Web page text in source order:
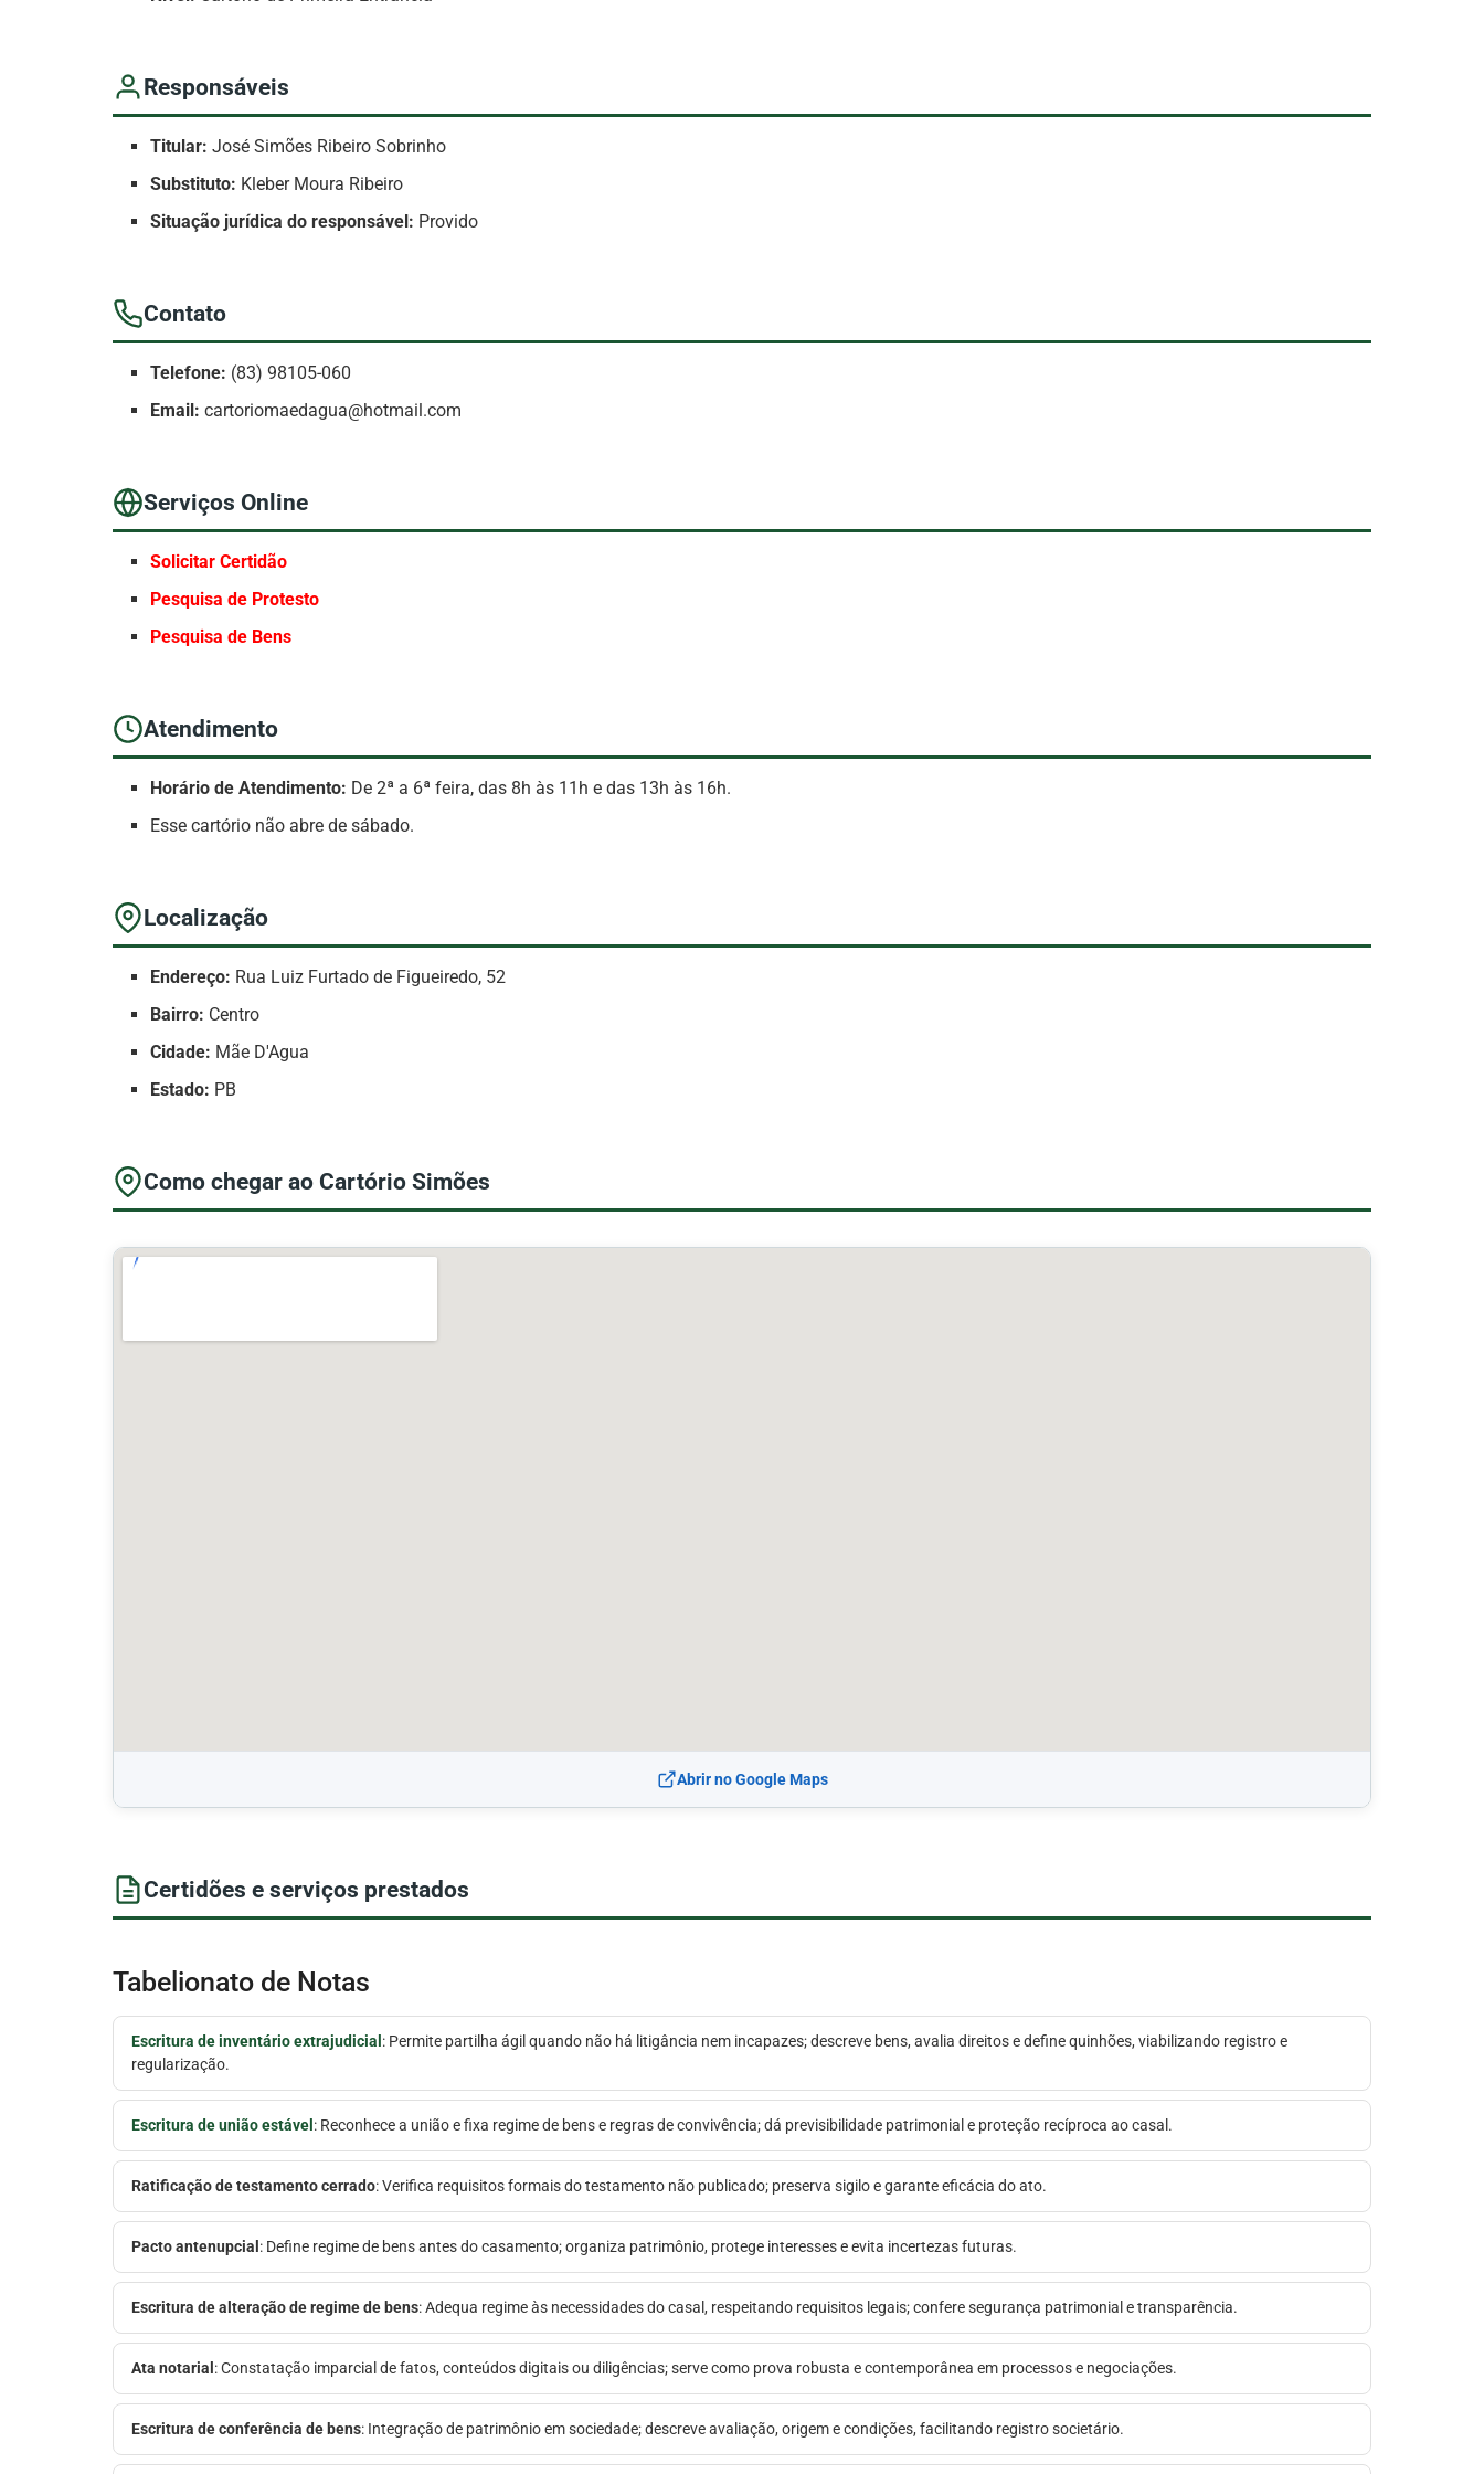
Responsáveis
Titular: José Simões Ribeiro Sobrinho
Substituto: Kleber Moura Ribeiro
Situação jurídica do responsável: Provido
Contato
Telefone: (83) 98105-060
Email: cartoriomaedagua@hotmail.com
Serviços Online
Solicitar Certidão
Pesquisa de Protesto
Pesquisa de Bens
Atendimento
Horário de Atendimento: De 2ª a 6ª feira, das 8h às 11h e das 13h às 16h.
Esse cartório não abre de sábado.
Localização
Endereço: Rua Luiz Furtado de Figueiredo, 52
Bairro: Centro
Cidade: Mãe D'Agua
Estado: PB
Como chegar ao Cartório Simões
Abrir no Google Maps
Certidões e serviços prestados
Tabelionato de Notas
Escritura de inventário extrajudicial : Permite partilha ágil quando não há litigância nem incapazes; descreve bens, avalia direitos e define quinhões, viabilizando registro e
regularização.
Escritura de união estável : Reconhece a união e fixa regime de bens e regras de convivência; dá previsibilidade patrimonial e proteção recíproca ao casal.
Ratificação de testamento cerrado: Verifica requisitos formais do testamento não publicado; preserva sigilo e garante eficácia do ato.
Pacto antenupcial : Define regime de bens antes do casamento; organiza patrimônio, protege interesses e evita incertezas futuras.
Escritura de alteração de regime de bens: Adequa regime às necessidades do casal, respeitando requisitos legais; confere segurança patrimonial e transparência.
Ata notarial : Constatação imparcial de fatos, conteúdos digitais ou diligências; serve como prova robusta e contemporânea em processos e negociações.
Escritura de conferência de bens: Integração de patrimônio em sociedade; descreve avaliação, origem e condições, facilitando registro societário.